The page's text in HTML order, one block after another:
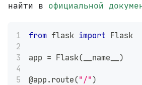
найти в официальной
from flask import Flask
app = Flask( __name__ )
@app . route("/")